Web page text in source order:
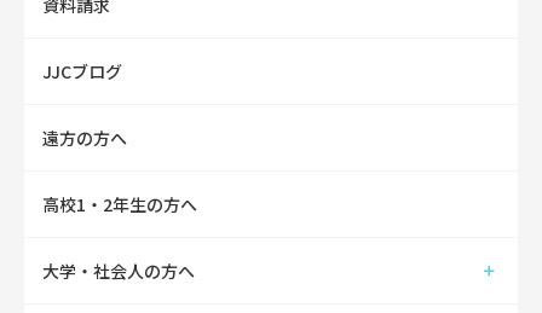
資料請求
JJCブログ
遠方の方へ
高校1・2年生の方へ
大学・社会人の方へ